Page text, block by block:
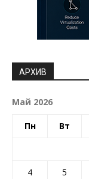
АРХИВ
Май 2026
Пн Вт
4
5